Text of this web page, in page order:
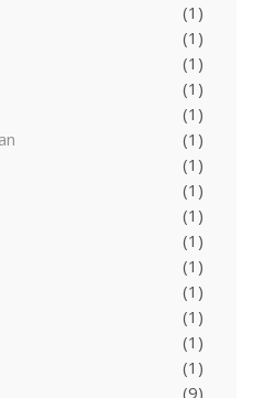
(1)
(1)
(1)
(1)
(1)
(1)
(1)
(1)
(1)
(1)
(1)
(1)
(1)
(1)
(1)
(9)